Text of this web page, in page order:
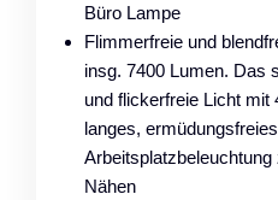
Büro Lampe
Flimmerfreie und
insg. 7400 Lumen. Das
und flickerfreie Licht mit
langes,
Nähen